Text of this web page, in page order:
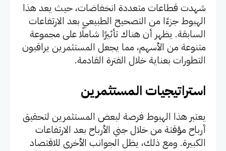
شهدت قطاعات متعددة انخفاضات، حيث يعد هذا
الهبوط جزءًا من التصحيح الطبيعي بعد الارتفاعات
السابقة. يظهر أن هناك تأثيرًا شاملًا على مجموعة
متنوعة من الأسهم، مما يجعل المستثمرين يراقبون
التطورات بعناية خلال الفترة القادمة.
استراتيجيات المستثمرين
يعتبر هذا الهبوط فرصة لبعض المستثمرين لتحقيق
أرباح مؤقتة من خلال جني الأرباح بعد الارتفاعات
الكبيرة. ومع ذلك، يظل الجوانب الأخرى للاقتصاد